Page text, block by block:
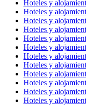
Hoteles y
Hoteles y
Hoteles y
Hoteles y
Hoteles y
Hoteles y
Hoteles y
Hoteles y
Hoteles y
Hoteles y
Hoteles y
Hoteles y